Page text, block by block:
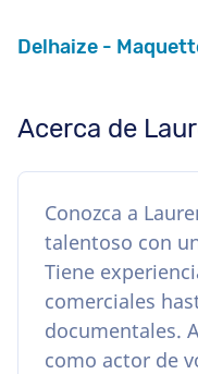
Delhaize -
Acerca de
Conozca a
talentoso con
Tiene
comerciales
documentales.
como actor de